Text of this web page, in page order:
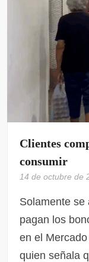
Clientes
consumir
14 de octubre de
Solamente se
pagan los
en el
quien señala